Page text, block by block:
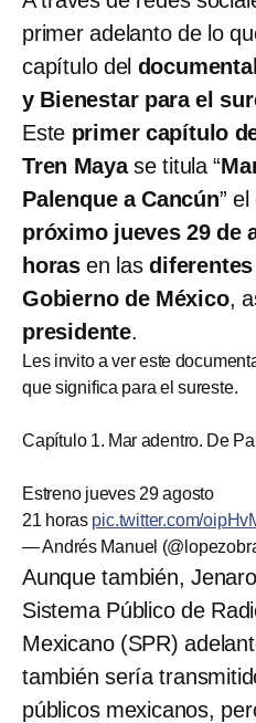
primer adelanto de lo
capítulo del
y Bienestar para el
Este primer capítulo
Tren Mayase titula “
Palenque a Cancún” el
próximo jueves 29 de
horas en lasdiferentes
Gobierno de México,
presidente.
Les invito a ver este
que significa para el sureste.
Capítulo 1. Mar adentro. De
Estreno jueves 29 agosto
21 horas pic.twitter.com/
— Andrés Manuel
Aunque también,
Sistema Público de
Mexicano (SPR)
también sería
públicos mexicanos,